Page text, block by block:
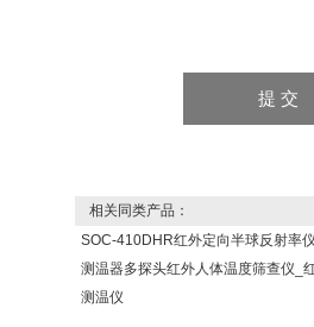
相关同类产品：
SOC-410DHR红外定向半球反射率
测温器多探头红外人体温度筛查仪_
测温仪